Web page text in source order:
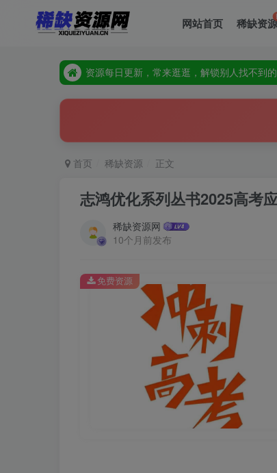
网站首页 稀缺资源
资源每日更新，常来逛逛，解锁别人找不到的
资源每日更新，常来逛逛，解锁别人找不到的
全站隐藏高价值资源，多逛多刷，惊喜就在
首页 稀缺资源 正文
志鸿优化系列丛书2025高考
稀缺资源网
10个月前发布
免费资源